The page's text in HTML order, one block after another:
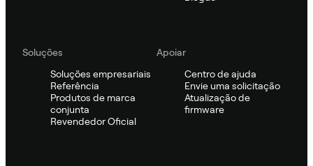
Soluções
Soluções empresariais
Referência
Produtos de marca
conjunta
Revendedor Oficial
Apoiar
Centro de ajuda
Envie uma solicitação
Atualização de
firmware